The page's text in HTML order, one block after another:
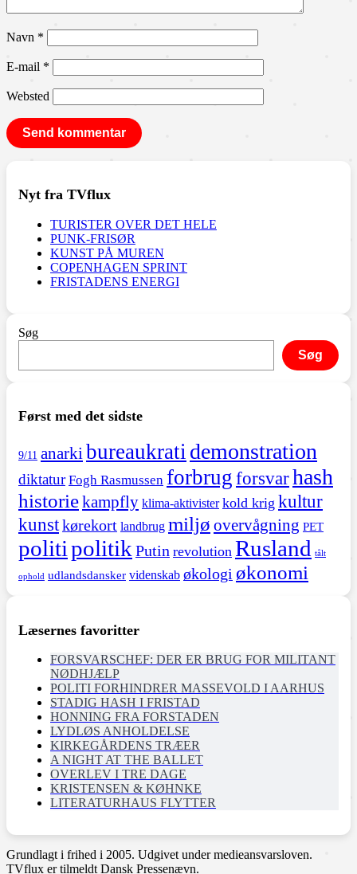
Navn *
E-mail *
Websted
Nyt fra TVflux
TURISTER OVER DET HELE
PUNK-FRISØR
KUNST PÅ MUREN
COPENHAGEN SPRINT
FRISTADENS ENERGI
Søg
Søg
Først med det sidste
9/11 anarki bureaukrati demonstration
diktatur Fogh Rasmussen forbrugforsvarhash
historiekampfly klima-aktivister kold krig kultur
kunstkørekort landbrug miljø overvågning PET
politipolitik Putin revolution Rusland tålt
ophold udlandsdansker videnskab økologi økonomi
Læsernes favoritter
FORSVARSCHEF: DER ER BRUG FOR MILITANT
NØDHJÆLP
POLITI FORHINDRER MASSEVOLD I AARHUS
STADIG HASH I FRISTAD
HONNING FRA FORSTADEN
LYDLØS ANHOLDELSE
KIRKEGÅRDENS TRÆER
A NIGHT AT THE BALLET
OVERLEV I TRE DAGE
KRISTENSEN & KØHNKE
LITERATURHAUS FLYTTER
Grundlagt i frihed i 2005. Udgivet under medieansvarsloven.
TVflux er tilmeldt Dansk Pressenævn.